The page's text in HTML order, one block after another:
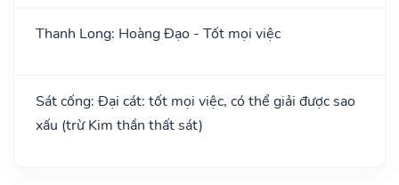
Thanh Long: Hoàng Đạo - Tốt mọi việc
Sát cống: Đại cát: tốt mọi việc, có thể giải được sao
xấu (trừ Kim thần thất sát)